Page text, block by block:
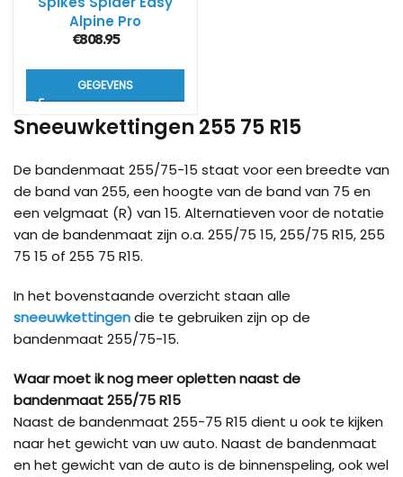
Alpine Pro
€808.95
GEGEVENS
Sneeuwkettingen 255 75 R15
De bandenmaat 255/75-15 staat voor een breedte van
de band van 255, een hoogte van de band van 75 en
een velgmaat (R) van 15. Alternatieven voor de notatie
van de bandenmaat zijn o.a. 255/75 15, 255/75 R15, 255
75 15 of 255 75 R15.
In het bovenstaande overzicht staan alle
sneeuwkettingendie te gebruiken zijn op de
bandenmaat 255/75-15.
Waar moet ik nog meer opletten naast de
bandenmaat 255/75 R15
Naast de bandenmaat 255-75 R15 dient u ook te kijken
naar het gewicht van uw auto. Naast de bandenmaat
en het gewicht van de auto is de binnenspeling, ook wel